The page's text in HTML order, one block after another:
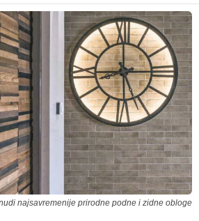
najsavremenije prirodne podne i zidne obloge